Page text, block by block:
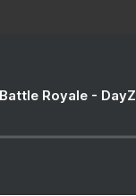
Royale - DayZ